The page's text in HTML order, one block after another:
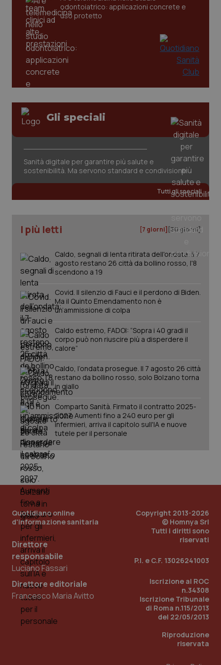
odontoiatrico: applicazioni concrete e
uso protetto
Gli speciali
Sanità digitale per garantire più salute e
sostenibilità. Ma servono standard e condivisione
Tutti gli speciali
I più letti [7 giorni] [30 giorni]
Caldo, segnali di lenta ritirata dell'ondata: il 7
agosto restano 26 città da bollino rosso, l'8
scendono a 19
Covid. Il silenzio di Fauci e il perdono di Biden.
Ma il Quinto Emendamento non è
un’ammissione di colpa
Caldo estremo, FADOI: “Sopra i 40 gradi il
corpo può non riuscire più a disperdere il
calore”
Caldo, l’ondata prosegue. Il 7 agosto 26 città
restano da bollino rosso, solo Bolzano torna
in giallo
Comparto Sanità. Firmato il contratto 2025-
2027. Aumenti fino a 240 euro per gli
infermieri, arriva il capitolo sull'IA e nuove
tutele per il personale
Quotidiano online
d'informazione sanitaria
Direttore
responsabile
Luciano Fassari
Direttore editoriale
Francesco Maria Avitto
Copyright 2013-2026
© Homnya Srl
Tutti i diritti sono
riservati
P.I. e C.F. 13026241003
Iscrizione al ROC
n.34308
Iscrizione Tribunale
di Roma n.115/2013
del 22/05/2013
Riproduzione
riservata
www.quotidianosanita.it
tracking-sites-ironfish-
www.quotidianosanita.it
tracking-sites-ironfish-
session-id
www.quotidianosanita.it
_ga
PHPSESSID
PHP.net
www.quotidianosanita.it